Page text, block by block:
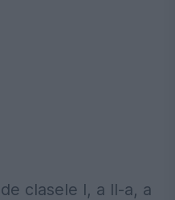
clasele I, a II-a, a